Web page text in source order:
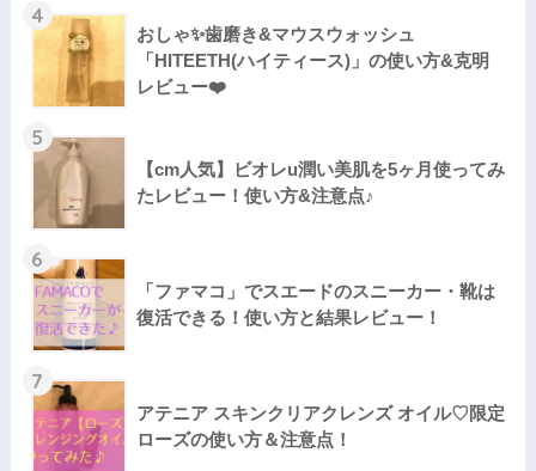
4
おしゃ✨歯磨き&マウスウォッシュ
「HITEETH(ハイティース)」の使い方&克明
レビュー❤️
5
【cm人気】ビオレu潤い美肌を5ヶ月使ってみ
たレビュー！使い方&注意点♪
6
「ファマコ」でスエードのスニーカー・靴は
復活できる！使い方と結果レビュー！
7
アテニア スキンクリアクレンズ オイル♡限定
ローズの使い方＆注意点！